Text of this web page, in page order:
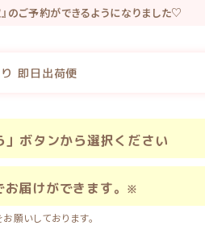
のご予約ができるようになりました♡
で100Pプレゼントしています。
即日出荷便
」ボタンから選択ください
お届けができます。 ※
願いしております。